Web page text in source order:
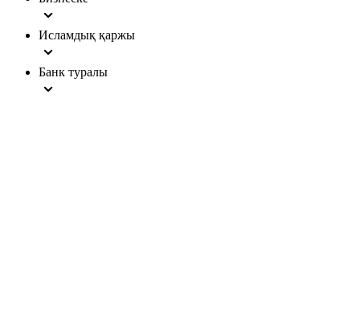
Исламдық қаржы
Банк туралы